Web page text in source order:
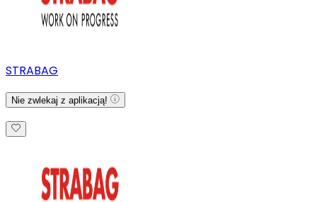
STRABAG
Nie zwlekaj z aplikacją!